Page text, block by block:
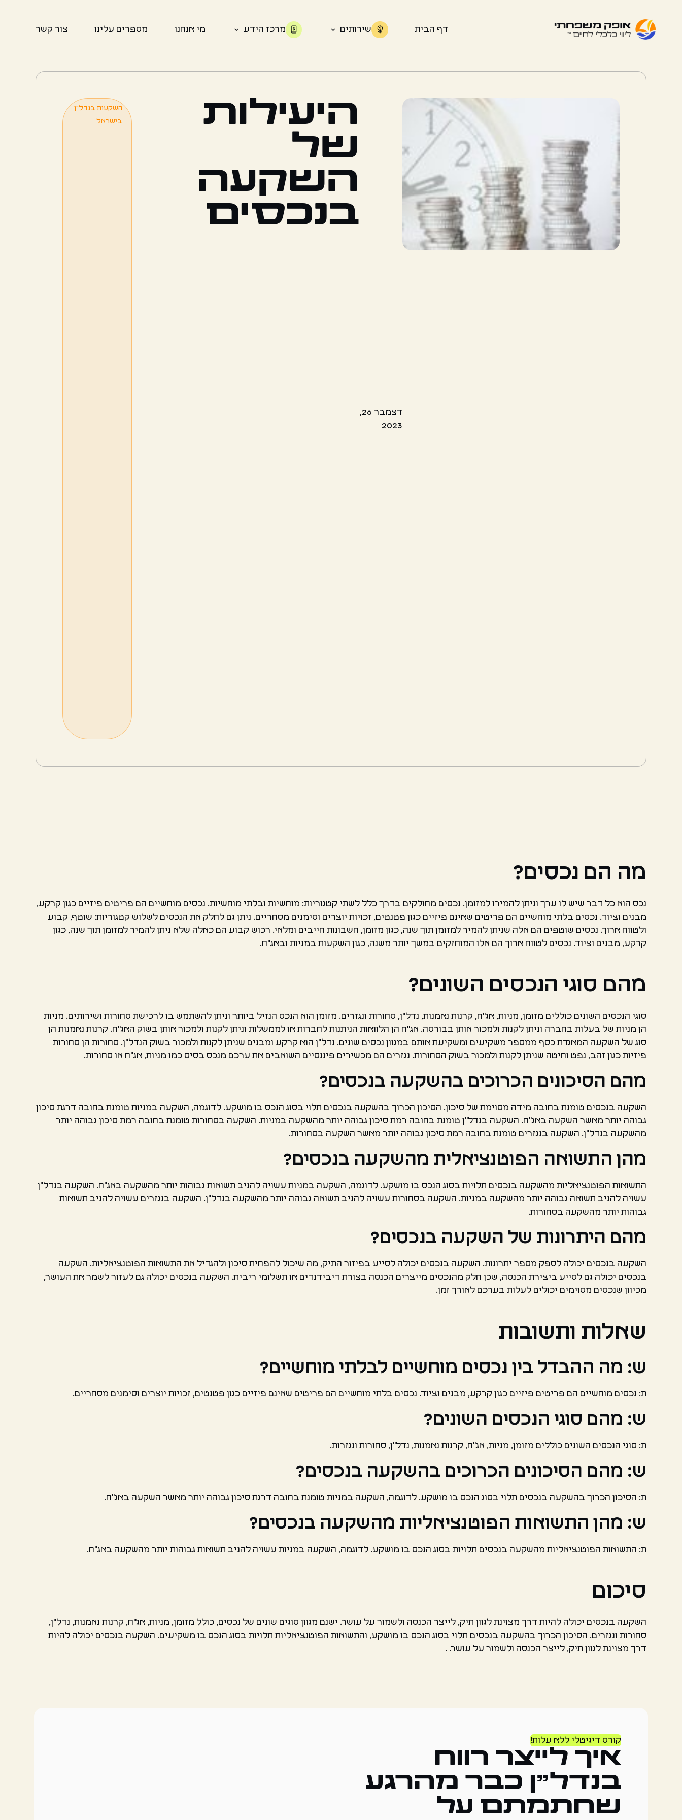
דף הבית שירותים מרכז הידע מי אנחנו מספרים עלינו צור קשר
דצמבר 26,
2023
היעילות
של
השקעה
בנכסים
השקעות בנדל"ן
בישראל
מה הם נכסים?
נכס הוא כל דבר שיש לו ערך וניתן להמירו למזומן. נכסים מחולקים בדרך כלל לשתי קטגוריות: מוחשיות ובלתי מוחשיות. נכסים מוחשיים הם פריטים פיזיים כגון קרקע,
מבנים וציוד. נכסים בלתי מוחשיים הם פריטים שאינם פיזיים כגון פטנטים, זכויות יוצרים וסימנים מסחריים. ניתן גם לחלק את הנכסים לשלוש קטגוריות: שוטף, קבוע
ולטווח ארוך. נכסים שוטפים הם אלה שניתן להמיר למזומן תוך שנה, כגון מזומן, חשבונות חייבים ומלאי. רכוש קבוע הם כאלה שלא ניתן להמיר למזומן תוך שנה, כגון
קרקע, מבנים וציוד. נכסים לטווח ארוך הם אלו המוחזקים במשך יותר משנה, כגון השקעות במניות ובאג"ח.
מהם סוגי הנכסים השונים?
סוגי הנכסים השונים כוללים מזומן, מניות, אג"ח, קרנות נאמנות, נדל"ן, סחורות ונגזרים. מזומן הוא הנכס הנזיל ביותר וניתן להשתמש בו לרכישת סחורות ושירותים. מניות
הן מניות של בעלות בחברה וניתן לקנות ולמכור אותן בבורסה. אג"ח הן הלוואות הניתנות לחברות או לממשלות וניתן לקנות ולמכור אותן בשוק האג"ח. קרנות נאמנות הן
סוג של השקעה המאגדת כסף ממספר משקיעים ומשקיעת אותם במגוון נכסים שונים. נדל"ן הוא קרקע ומבנים שניתן לקנות ולמכור בשוק הנדל"ן. סחורות הן סחורות
פיזיות כגון זהב, נפט וחיטה שניתן לקנות ולמכור בשוק הסחורות. נגזרים הם מכשירים פיננסיים השואבים את ערכם מנכס בסיס כמו מניות, אג"ח או סחורות.
מהם הסיכונים הכרוכים בהשקעה בנכסים?
השקעה בנכסים טומנת בחובה מידה מסוימת של סיכון. הסיכון הכרוך בהשקעה בנכסים תלוי בסוג הנכס בו מושקע. לדוגמה, השקעה במניות טומנת בחובה דרגת סיכון
גבוהה יותר מאשר השקעה באג"ח. השקעה בנדל"ן טומנת בחובה רמת סיכון גבוהה יותר מהשקעה במניות. השקעה בסחורות טומנת בחובה רמת סיכון גבוהה יותר
מהשקעה בנדל"ן. השקעה בנגזרים טומנת בחובה רמת סיכון גבוהה יותר מאשר השקעה בסחורות.
מהן התשואה הפוטנציאלית מהשקעה בנכסים?
התשואות הפוטנציאליות מהשקעה בנכסים תלויות בסוג הנכס בו מושקע. לדוגמה, השקעה במניות עשויה להניב תשואות גבוהות יותר מהשקעה באג"ח. השקעה בנדל"ן
עשויה להניב תשואה גבוהה יותר מהשקעה במניות. השקעה בסחורות עשויה להניב תשואה גבוהה יותר מהשקעה בנדל"ן. השקעה בנגזרים עשויה להניב תשואות
גבוהות יותר מהשקעה בסחורות.
מהם היתרונות של השקעה בנכסים?
השקעה בנכסים יכולה לספק מספר יתרונות. השקעה בנכסים יכולה לסייע בפיזור התיק, מה שיכול להפחית סיכון ולהגדיל את התשואות הפוטנציאליות. השקעה
בנכסים יכולה גם לסייע ביצירת הכנסה, שכן חלק מהנכסים מייצרים הכנסה בצורת דיבידנדים או תשלומי ריבית. השקעה בנכסים יכולה גם לעזור לשמר את העושר,
מכיוון שנכסים מסוימים יכולים לעלות בערכם לאורך זמן.
שאלות ותשובות
ש: מה ההבדל בין נכסים מוחשיים לבלתי מוחשיים?
ת: נכסים מוחשיים הם פריטים פיזיים כגון קרקע, מבנים וציוד. נכסים בלתי מוחשיים הם פריטים שאינם פיזיים כגון פטנטים, זכויות יוצרים וסימנים מסחריים.
ש: מהם סוגי הנכסים השונים?
ת: סוגי הנכסים השונים כוללים מזומן, מניות, אג"ח, קרנות נאמנות, נדל"ן, סחורות ונגזרות.
ש: מהם הסיכונים הכרוכים בהשקעה בנכסים?
ת: הסיכון הכרוך בהשקעה בנכסים תלוי בסוג הנכס בו מושקע. לדוגמה, השקעה במניות טומנת בחובה דרגת סיכון גבוהה יותר מאשר השקעה באג"ח.
ש: מהן התשואות הפוטנציאליות מהשקעה בנכסים?
ת: התשואות הפוטנציאליות מהשקעה בנכסים תלויות בסוג הנכס בו מושקע. לדוגמה, השקעה במניות עשויה להניב תשואות גבוהות יותר מהשקעה באג"ח.
סיכום
השקעה בנכסים יכולה להיות דרך מצוינת לגוון תיק, לייצר הכנסה ולשמור על עושר. ישנם מגוון סוגים שונים של נכסים, כולל מזומן, מניות, אג"ח, קרנות נאמנות, נדל"ן,
סחורות ונגזרים. הסיכון הכרוך בהשקעה בנכסים תלוי בסוג הנכס בו מושקע, והתשואות הפוטנציאליות תלויות בסוג הנכס בו משקיעים. השקעה בנכסים יכולה להיות
דרך מצוינת לגוון תיק, לייצר הכנסה ולשמור על עושר. .
קורס דיגיטלי ללא עלות!
איך לייצר רווח
בנדל"ן כבר מהרגע
שחתמתם על